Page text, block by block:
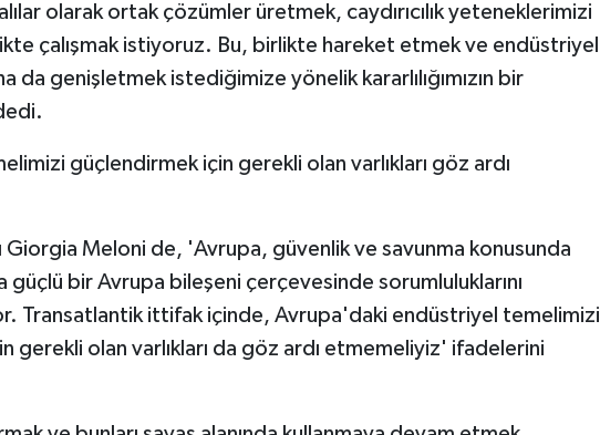
olarak ortak çözümler üretmek, caydırıcılık yeteneklerimizi
çalışmak istiyoruz. Bu, birlikte hareket etmek ve endüstriyel
da genişletmek istediğimize yönelik kararlılığımızın bir
güçlendirmek için gerekli olan varlıkları göz ardı
Giorgia Meloni de, 'Avrupa, güvenlik ve savunma konusunda
güçlü bir Avrupa bileşeni çerçevesinde sorumluluklarını
Transatlantik ittifak içinde, Avrupa'daki endüstriyel temelimizi
gerekli olan varlıkları da göz ardı etmemeliyiz' ifadelerini